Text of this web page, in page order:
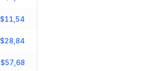
$11,54
$28,84
$57,68